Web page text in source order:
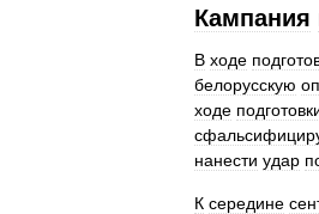
Кампания
В ходе
белорусскую
ходе
нанести удар
К середине